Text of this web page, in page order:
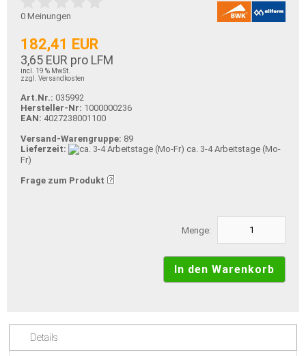
0 Meinungen
182,41 EUR
3,65 EUR pro LFM
incl. 19 % MwSt.
zzgl. Versandkosten
Art.Nr.: 035992
Hersteller-Nr: 1000000236
EAN: 4027238001100
Versand-Warengruppe: 89
Lieferzeit:
ca. 3-4 Arbeitstage (Mo-
Fr)
Frage zum Produkt
Menge:
Details